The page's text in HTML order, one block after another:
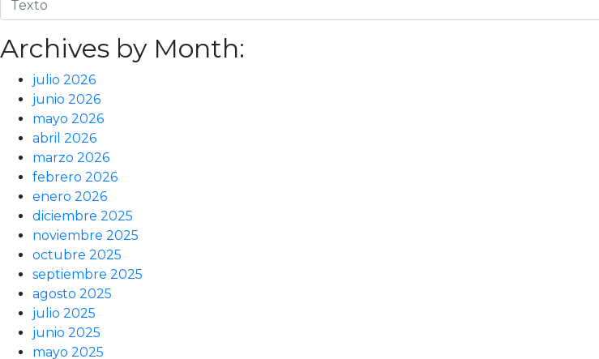
Archives by Month:
julio 2026
junio 2026
mayo 2026
abril 2026
marzo 2026
febrero 2026
enero 2026
diciembre 2025
noviembre 2025
octubre 2025
septiembre 2025
agosto 2025
julio 2025
junio 2025
mayo 2025